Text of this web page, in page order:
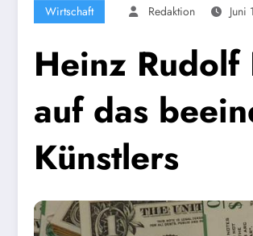
Wirtschaft Redaktion Juni
Heinz
auf das
Künstlers